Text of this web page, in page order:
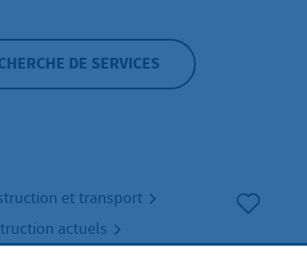
DE SERVICES
et transport
actuels